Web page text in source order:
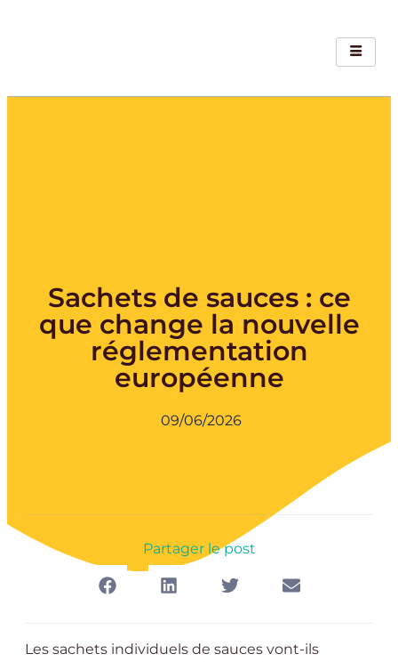
Sachets de sauces : ce
que change la nouvelle
réglementation
européenne
09/06/2026
Partager le post
Les sachets individuels de sauces vont-ils